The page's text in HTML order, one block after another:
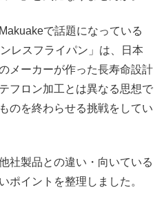
で話題になっている
レスフライパン」 は、日本
メーカーが作った長寿命設計
フロン加工とは異なる思想で
のを終わらせる挑戦をしてい
社製品との違い・向いている
ポイントを整理しました。